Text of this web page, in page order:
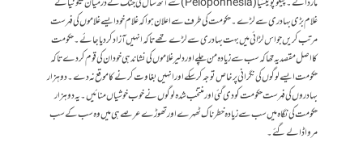
غلام بڑی بہادری سے لڑے ۔ حکومت کی طرف سے اعلان ہوا کہ غلام خود ایسے غلاموں کی فہرست
مرتب کریں جو اس لڑائی میں بہت بہادری سے لڑے تھے تا کہ انہیں آزاد کر دیا جائے ۔ حکومت
کا اصل مقصد یہ تھا کہ سب سے زیادہ من چلے اور دلیر غلاموں کی نشاندہی خود ان کی قوم کر دے تاکہ
حکومت ایسے لوگوں کی نگرانی پر خاص توجہ کر سکے اور انہیں بغاوت کرنے کا موقع نہ دے ۔ دو ہزار
بہادروں کی فہرست حکومت کو دی گئی اور منتخب شدہ لوگوں نے خوب خوشیاں منائیں ۔ یہ دو ہزار
حکومت کی نگاہ میں سب سے زیادہ خطر ناک ٹھہرے اور تھوڑے عرصے ہی میں وہ سب کے سب
مروا ڈالے گئے۔